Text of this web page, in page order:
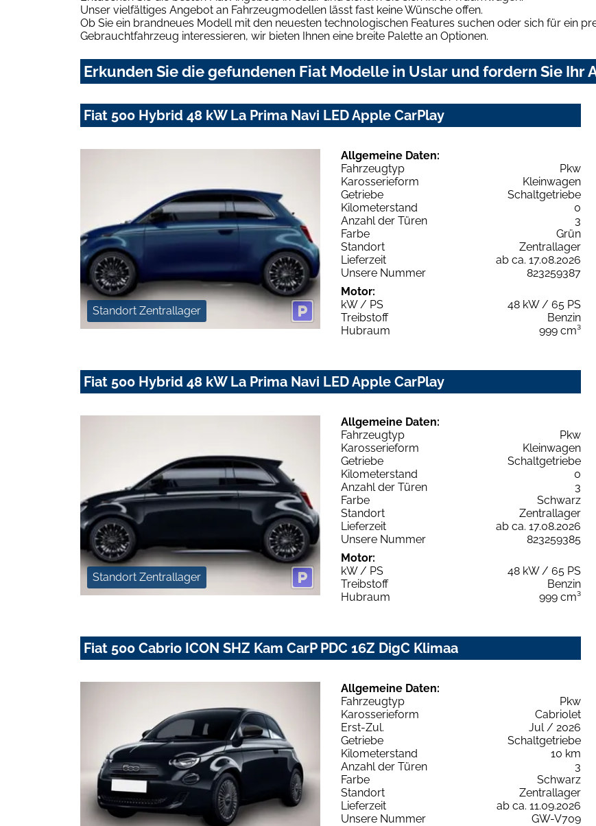
Unser vielfältiges Angebot an Fahrzeugmodellen lässt fast keine Wünsche offen.
Ob Sie ein brandneues Modell mit den neuesten technologischen Features suchen oder sich für ein
Gebrauchtfahrzeug interessieren, wir bieten Ihnen eine breite Palette an Optionen.
Erkunden Sie die gefundenen Fiat Modelle in Uslar und fordern Sie Ihr
Fiat 500 Hybrid 48 kW La Prima Navi LED Apple CarPlay
Standort Zentrallager
Allgemeine Daten:
Fahrzeugtyp
Pkw
Karosserieform
Kleinwagen
Getriebe
Schaltgetriebe
Kilometerstand
0
Anzahl der Türen
3
Farbe
Grün
Standort
Zentrallager
Lieferzeit
ab ca. 17.08.2026
Unsere Nummer
823259387
Motor:
kW / PS
48 kW / 65 PS
Treibstoff
Benzin
Hubraum
999 cm³
Fiat 500 Hybrid 48 kW La Prima Navi LED Apple CarPlay
Standort Zentrallager
Allgemeine Daten:
Fahrzeugtyp
Pkw
Karosserieform
Kleinwagen
Getriebe
Schaltgetriebe
Kilometerstand
0
Anzahl der Türen
3
Farbe
Schwarz
Standort
Zentrallager
Lieferzeit
ab ca. 17.08.2026
Unsere Nummer
823259385
Motor:
kW / PS
48 kW / 65 PS
Treibstoff
Benzin
Hubraum
999 cm³
Fiat 500 Cabrio ICON SHZ Kam CarP PDC 16Z DigC Klimaa
Allgemeine Daten:
Fahrzeugtyp
Pkw
Karosserieform
Cabriolet
Erst-Zul.
Jul / 2026
Getriebe
Schaltgetriebe
Kilometerstand
10 km
Anzahl der Türen
3
Farbe
Schwarz
Standort
Zentrallager
Lieferzeit
ab ca. 11.09.2026
Unsere Nummer
GW-V709